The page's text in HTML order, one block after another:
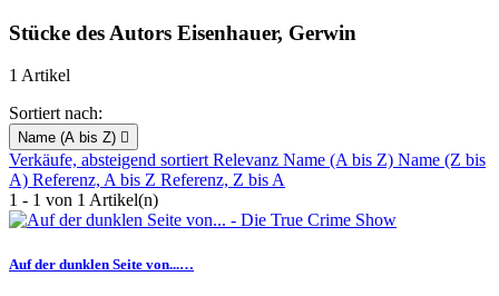
Stücke des Autors Eisenhauer, Gerwin
1 Artikel
Sortiert nach:
Name (A bis Z) 
Verkäufe, absteigend sortiertRelevanz Name (A bis Z) Name (Z bis
A) Referenz, A bis Z Referenz, Z bis A
1 - 1 von 1 Artikel(n)
Auf der dunklen Seite von...…